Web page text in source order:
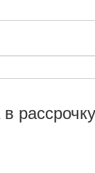
рассрочку